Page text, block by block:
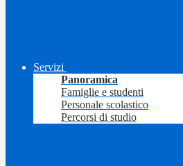
Servizi
Panoramica
Famiglie e studenti
Personale scolastico
Percorsi di studio